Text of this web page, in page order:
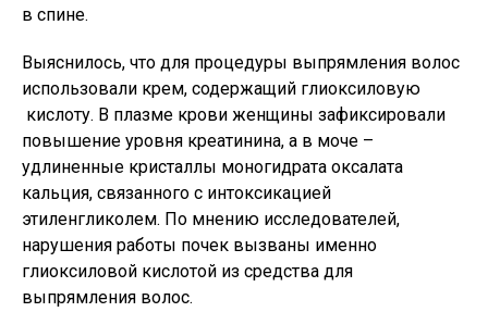
в спине.
Выяснилось, что для процедуры выпрямления волос
использовали крем, содержащий глиоксиловую
кислоту. В плазме крови женщины зафиксировали
повышение уровня креатинина, а в моче –
удлиненные кристаллы моногидрата оксалата
кальция, связанного с интоксикацией
этиленгликолем. По мнению исследователей,
нарушения работы почек вызваны именно
глиоксиловой кислотой из средства для
выпрямления волос.